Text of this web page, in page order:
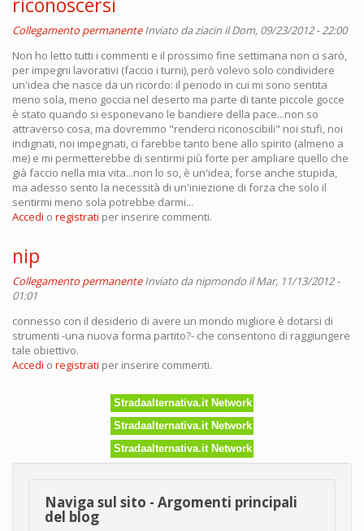
Collegamento permanente Inviato daziacin il Dom, 09/23/2012 - 22:00
Non ho letto tutti i commenti e il prossimo fine settimana non ci sarò,
per impegni lavorativi (faccio i turni), però volevo solo condividere
un'idea che nasce da un ricordo: il periodo in cui mi sono sentita
meno sola, meno goccia nel deserto ma parte di tante piccole gocce
è stato quando si esponevano le bandiere della pace...non so
attraverso cosa, ma dovremmo "renderci riconoscibili" noi stufi, noi
indignati, noi impegnati, ci farebbe tanto bene allo spirito (almeno a
me) e mi permetterebbe di sentirmi più forte per ampliare quello che
già faccio nella mia vita...non lo so, è un'idea, forse anche stupida,
ma adesso sento la necessità di un'iniezione di forza che solo il
sentirmi meno sola potrebbe darmi...
Accedi o registrati per inserire commenti.
nip
Collegamento permanente Inviato danipmondo il Mar, 11/13/2012 -
01:01
connesso con il desiderio di avere un mondo migliore è dotarsi di
strumenti -una nuova forma partito?- che consentono di raggiungere
tale obiettivo.
Accedi o registrati per inserire commenti.
Stradaalternativa.it Network
Stradaalternativa.it Network
Stradaalternativa.it Network
Naviga sul sito - Argomenti principali
del blog